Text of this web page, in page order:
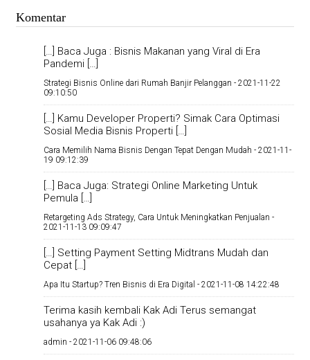
Komentar
[…] Baca Juga : Bisnis Makanan yang Viral di Era
Pandemi […]
Strategi Bisnis Online dari Rumah Banjir Pelanggan - 2021-11-22
09:10:50
[…] Kamu Developer Properti? Simak Cara Optimasi
Sosial Media Bisnis Properti […]
Cara Memilih Nama Bisnis Dengan Tepat Dengan Mudah - 2021-11-
19 09:12:39
[…] Baca Juga: Strategi Online Marketing Untuk
Pemula […]
Retargeting Ads Strategy, Cara Untuk Meningkatkan Penjualan -
2021-11-13 09:09:47
[…] Setting Payment Setting Midtrans Mudah dan
Cepat […]
Apa Itu Startup? Tren Bisnis di Era Digital - 2021-11-08 14:22:48
Terima kasih kembali Kak Adi Terus semangat
usahanya ya Kak Adi :)
admin - 2021-11-06 09:48:06